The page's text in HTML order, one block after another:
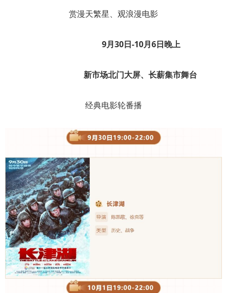
赏漫天繁星、观浪漫电影
9月30日-10月6日晚上
新市场北门大屏、长薪集市舞台
经典电影轮番播